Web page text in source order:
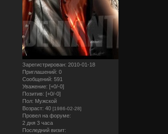
Зарегистрирован: 2010-01-18
Приглашений: 0
Сообщений: 591
Уважение: [+0/-0]
Позитив: [+0/-0]
Пол: Мужской
Возраст: 40 [1986-02-28]
Провел на форуме:
2 дня 3 часа
Последний визит: